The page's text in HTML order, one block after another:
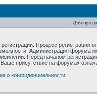
Для
Процесс регистрации
Администрация форума
Перед началом
присутствие на форумах
о конфиденциальности